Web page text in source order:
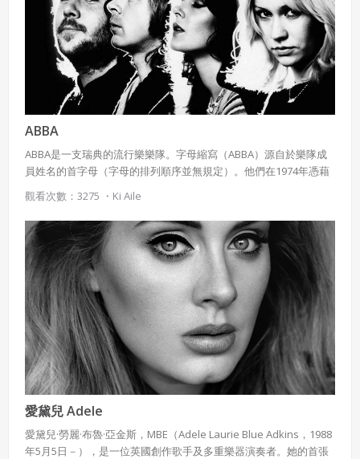
ABBA
ABBA是一支瑞典的流行樂樂隊。字母縮寫（ABBA）源自於樂隊成
員姓名的首字母（字母的排列順序並無規定）。他們在1974年憑藉
歌曲《滑鐵盧Waterloo 》歐洲歌唱大賽中獲勝，從此廣泛地為人所
知。
觀看次數：3275 ・ Ki Aile
愛黛兒 Adele
愛黛兒·勞麗·布魯·亞金斯，MBE（Adele Laurie Blue Adkins，1988
年5月5日－），是一位英國創作歌手及多重樂器演奏者。她的首張